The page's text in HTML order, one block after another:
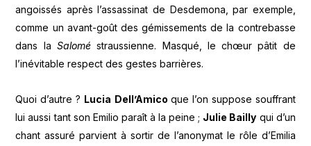
angoissés après l’assassinat de Desdemona, par exemple,
comme un avant-goût des gémissements de la contrebasse
dans la Saloméstraussienne. Masqué, le chœur pâtit de
l’inévitable respect des gestes barrières.
Quoi d’autre ? Lucia Dell’Amico que l’on suppose souffrant
lui aussi tant son Emilio paraît à la peine ; Julie Bailly qui d’un
chant assuré parvient à sortir de l’anonymat le rôle d’Emilia